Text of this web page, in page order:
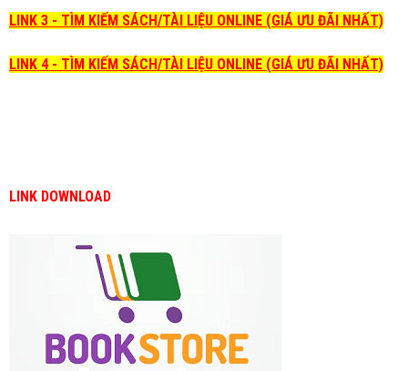
LINK 3 - TÌM KIẾM SÁCH/TÀI LIỆU ONLINE (GIÁ ƯU ĐÃI NHẤT)
LINK 4 - TÌM KIẾM SÁCH/TÀI LIỆU ONLINE (GIÁ ƯU ĐÃI NHẤT)
LINK DOWNLOAD